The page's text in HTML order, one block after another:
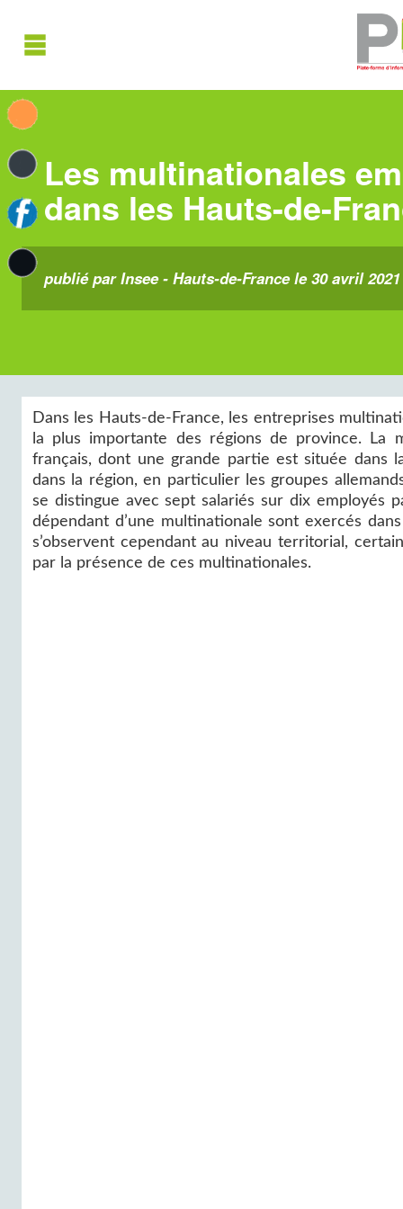
Les multinationales
dans les Hauts-de-
publié par Insee - Hauts-de-France le 30 avril 2021
Dans les Hauts-de-France, les entreprises
la plus importante des régions de province. La
français, dont une grande partie est située dans
dans la région, en particulier les groupes
se distingue avec sept salariés sur dix employés
dépendant d’une multinationale sont exercés
s’observent cependant au niveau territorial,
par la présence de ces multinationales.